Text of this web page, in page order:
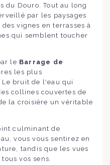
du Douro. Tout au long
par les paysages
vignes en terrasses à
qui semblent toucher
le Barrage de
les plus
Le bruit de l'eau qui
collines couvertes de
la croisière un véritable
culminant de
vous vous sentirez en
tandis que les vues
vos sens.